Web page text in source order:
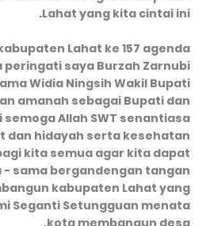
Lahat yang kita cintai ini.
Lahat ke 157 agenda
saya Burzah Zarnubi
Widia Ningsih Wakil Bupati
amanah sebagai Bupati dan
semoga Allah SWT senantiasa
dan hidayah serta kesehatan
kita semua agar kita dapat
sama bergandengan tangan
kabupaten Lahat yang
Seganti Setungguan menata
kota membangun desa.